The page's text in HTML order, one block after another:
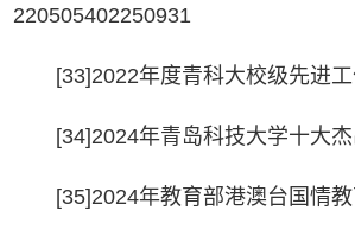
220505402250931
[33]2022年度青科大校级先进
[34]2024年青岛科技大学十大
[35]2024年教育部港澳台国情